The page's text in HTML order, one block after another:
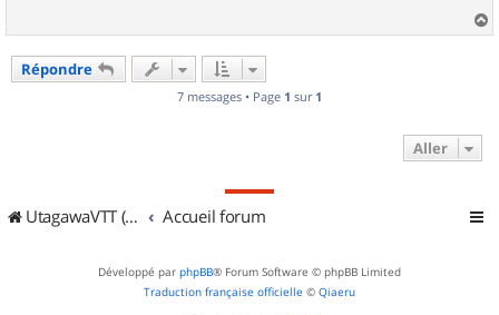
a
Répondre
7 messages • Page 1 sur 1
Aller
UtagawaVTT (Randos VTT et VTTAE avec traces GPS) Accueil forum
Développé par phpBB® Forum Software © phpBB Limited
Traduction française officielle © Qiaeru